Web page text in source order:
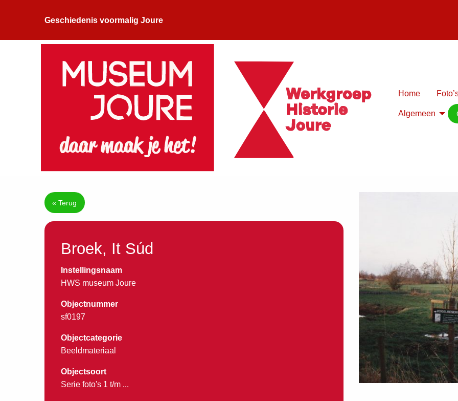
Geschiedenis voormalig Joure
Home
Algemeen
« Terug
Broek, It Súd
Instellingsnaam
HWS museum Joure
Objectnummer
sf0197
Objectcategorie
Beeldmateriaal
Objectsoort
Serie foto's 1 t/m ...